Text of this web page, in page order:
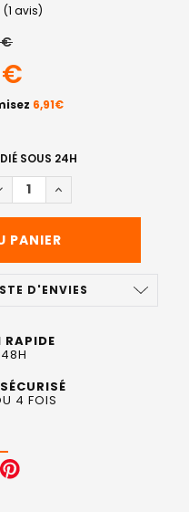
(1 avis)
6,91€
SOUS 24H
LA QUANTITÉ DE
AUGMENTER LA
D'ENVIES
RAPIDE
4 FOIS